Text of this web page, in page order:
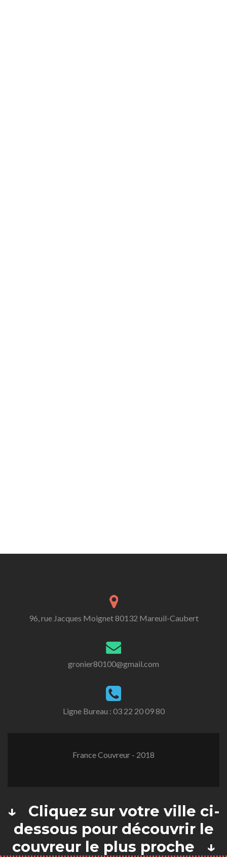
96, rue Jacques Moignet 80132 Mareuil-Caubert
gronier80100@gmail.com
Ligne Bureau : 03 22 20 09 80
France Couvreur - 2018
↓ Cliquez sur votre ville ci-
dessous pour découvrir le
couvreur le plus proche ↓